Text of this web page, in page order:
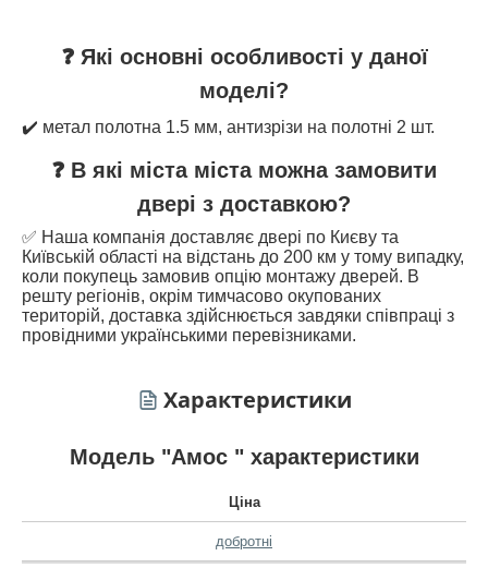
❓ Які основні особливості у даної
моделі?
✔️ метал полотна 1.5 мм, антизрізи на полотні 2 шт.
❓ В які міста міста можна замовити
двері з доставкою?
✅ Наша компанія доставляє двері по Києву та
Київській області на відстань до 200 км у тому випадку,
коли покупець замовив опцію монтажу дверей. В
решту регіонів, окрім тимчасово окупованих
територій, доставка здійснюється завдяки співпраці з
провідними українськими перевізниками.
Характеристики
Модель "Амос " характеристики
Ціна
добротні